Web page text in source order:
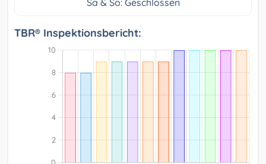
Sa & So: Geschlossen
TBR® Inspektionsbericht: